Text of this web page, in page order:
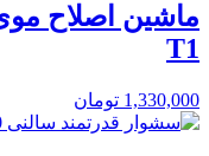
ماشین اصلاح
T1
1,330,000 تومان